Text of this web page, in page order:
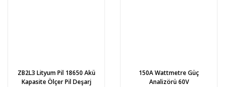
ZB2L3 Lityum Pil 18650 Akü
Kapasite Ölçer Pil Deşarj
150A Wattmetre Güç
Analizörü 60V